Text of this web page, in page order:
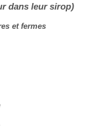
dans leur sirop)
et fermes